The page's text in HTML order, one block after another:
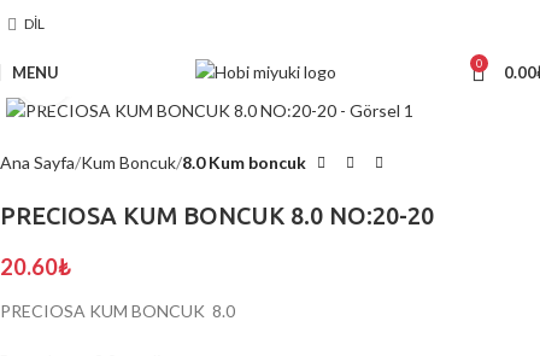
DIL
MENU 0 0.00
Ana Sayfa Kum Boncuk 8.0 Kum boncuk
PRECIOSA KUM BONCUK 8.0 NO:20-20
20.60₺
PRECIOSA KUM BONCUK 8.0